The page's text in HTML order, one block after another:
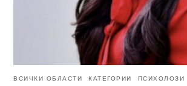
ВСИЧКИ ОБЛАСТИ КАТЕГОРИИ ПСИХОЛОЗИ